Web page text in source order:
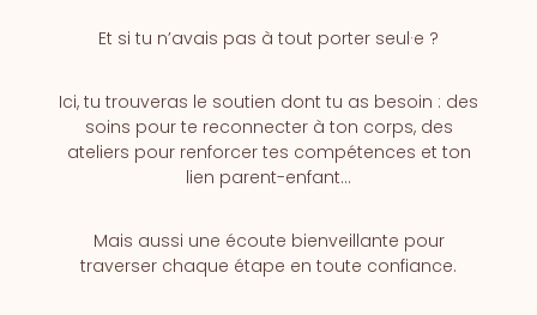
Et si tu n’avais pas à tout porter seul·e ?
Ici, tu trouveras le soutien dont tu as besoin : des
soins pour te reconnecter à ton corps, des
ateliers pour renforcer tes compétences et ton
lien parent-enfant…
Mais aussi une écoute bienveillante pour
traverser chaque étape en toute confiance.